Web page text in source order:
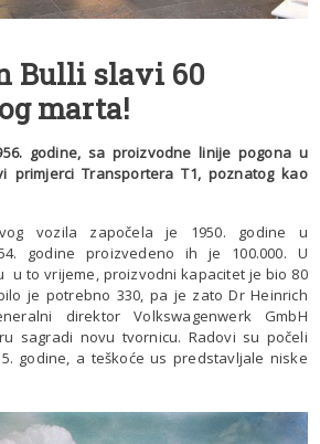
Bulli slavi 60
marta!
godine, sa proizvodne linije pogona u
primjerci Transportera T1, poznatog kao
vozila započela je 1950. godine u
godine proizvedeno ih je 100.000. U
u to vrijeme, proizvodni kapacitet je bio 80
je potrebno 330, pa je zato Dr Heinrich
direktor Volkswagenwerk GmbH
sagradi novu tvornicu. Radovi su počeli
godine, a teškoće us predstavljale niske